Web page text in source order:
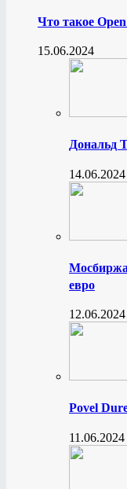
Что такое
15.06.2024
Дональд
14.06.2024
Мосбиржа
евро
12.06.2024
Povel
11.06.2024